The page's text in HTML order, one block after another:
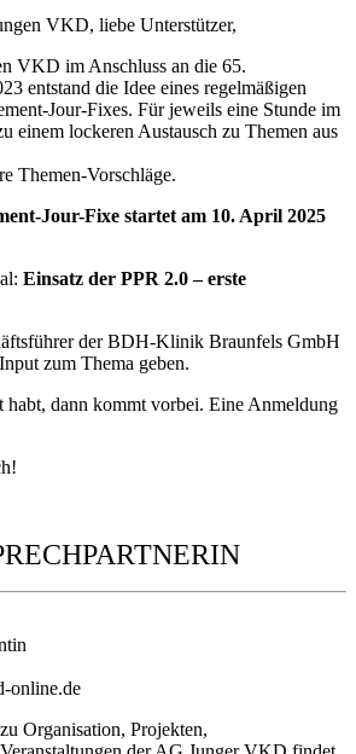
VKD, liebe Unterstützer,
VKD im Anschluss an die 65.
entstand die Idee eines regelmäßigen
Jour-Fixes. Für jeweils eine Stunde im
einem lockeren Austausch zu Themen aus
Themen-Vorschläge.
Jour-Fixe startet am 10. April 2025
Einsatz der PPR 2.0 – erste
der BDH-Klinik Braunfels GmbH
zum Thema geben.
dann kommt vorbei. Eine Anmeldung
online.de
Organisation, Projekten,